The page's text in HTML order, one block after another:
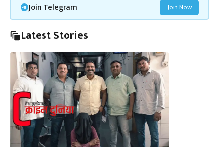
Join Telegram Join Now
Latest Stories